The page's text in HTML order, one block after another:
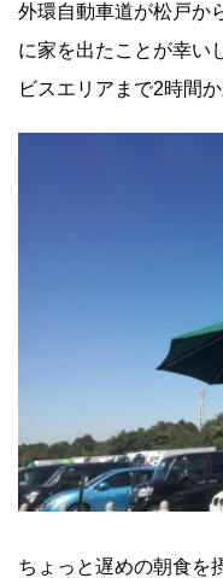
外環自動車道が松戸か
に家を出たことが幸い
ビスエリアまで2時間
ちょっと遅めの朝食を